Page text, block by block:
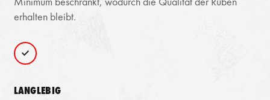
erhalten bleibt.
LANGLEBIG